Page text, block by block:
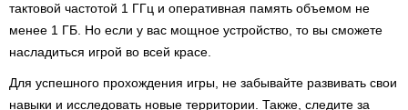
тактовой частотой 1 ГГц и оперативная память объемом не
менее 1 ГБ. Но если у вас мощное устройство, то вы сможете
насладиться игрой во всей красе.
Для успешного прохождения игры, не забывайте развивать свои
навыки и исследовать новые территории. Также, следите за